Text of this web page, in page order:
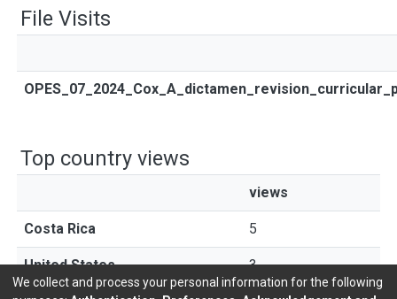
File Visits
Top country views
views
Costa Rica 5
United States 3
We collect and process your personal information for the following